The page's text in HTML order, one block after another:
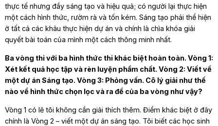
thực tế nhưng đầy sáng tạo và hiệu quả; có người lại thực hiện
một cách hình thức, rườm rà và tốn kém. Sáng tạo phải thể hiện
ở tất cả các khâu thực hiện dự án và chính là chìa khóa giải
quyết bài toán của mình một cách thông minh nhất.
Ba vòng thi với ba hình thức thi khác biệt hoàn toàn. Vòng 1:
Xét kết quả học tập và rèn luyện phẩm chất. Vòng 2: Viết về
một dự án Sáng tạo. Vòng 3: Phỏng vấn. Cô lý giải như thế
nào về hình thức chọn lọc và ra đề của ba vòng như vậy?
Vòng 1 có lẽ tôi không cần giải thích thêm. Điểm khác biệt ở đây
chính là Vòng 2 – viết một dự án sáng tạo. Tôi biết các học sinh